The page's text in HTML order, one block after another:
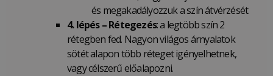
és megakadályozzuk a szín átvérzését
4. lépés – Rétegezés: a legtöbb szín 2
rétegben fed. Nagyon világos árnyalatok
sötét alapon több réteget igényelhetnek,
vagy célszerű előalapozni.